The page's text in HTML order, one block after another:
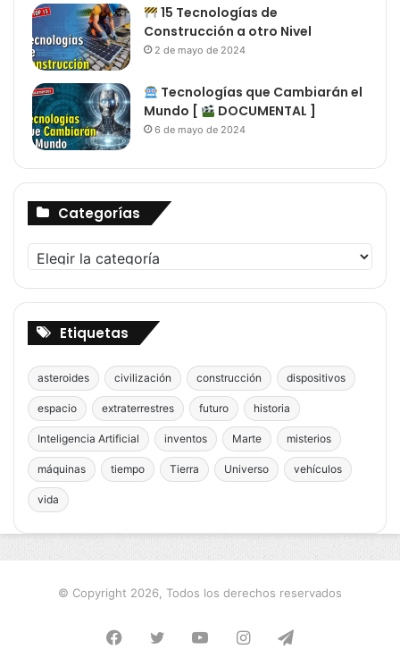
15 Tecnologías de
Construcción a otro Nivel
2 de mayo de 2024
Tecnologías que Cambiarán el
Mundo [
DOCUMENTAL ]
6 de mayo de 2024
Categorías
Categorías
Etiquetas
asteroides civilización construcción dispositivos
espacio extraterrestres futuro historia
Inteligencia Artificial inventos Marte misterios
máquinas tiempo Tierra Universo vehículos
vida
© Copyright 2026, Todos los derechos reservados
Facebook
TwitterYouTubeInstagramTelegram